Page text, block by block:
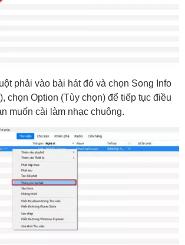
phải vào bài hát đó và chọn Song Info
chọn Option (Tùy chọn) để tiếp tục điều
muốn cài làm nhạc chuông.